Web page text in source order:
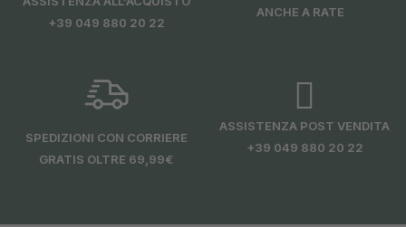
+39 049 880 20 22
ANCHE A RATE
SPEDIZIONI CON CORRIERE
GRATIS OLTRE 69,99€
ASSISTENZA POST VENDITA
+39 049 880 20 22